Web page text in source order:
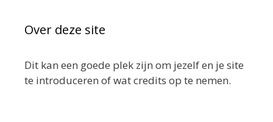
Over deze site
Dit kan een goede plek zijn om jezelf en je site
te introduceren of wat credits op te nemen.